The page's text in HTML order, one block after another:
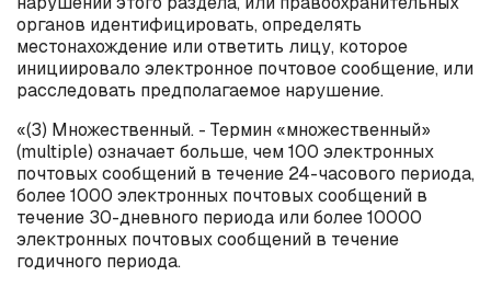
органов идентифицировать, определять
местонахождение или ответить лицу, которое
инициировало электронное почтовое сообщение, или
расследовать предполагаемое нарушение.
«(3) Множественный. - Термин «множественный»
(multiple) означает больше, чем 100 электронных
почтовых сообщений в течение 24-часового периода,
более 1000 электронных почтовых сообщений в
течение 30-дневного периода или более 10000
электронных почтовых сообщений в течение
годичного периода.